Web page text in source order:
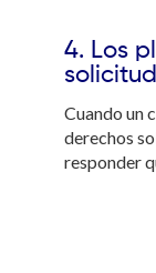
4. Los
Cuando un
derechos
responder